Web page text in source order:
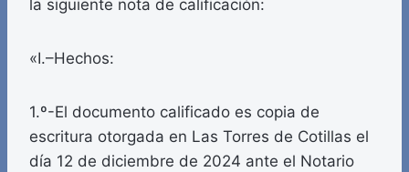
la siguiente nota de calificación:
«I.–Hechos:
1.º-El documento calificado es copia de
escritura otorgada en Las Torres de Cotillas el
día 12 de diciembre de 2024 ante el Notario